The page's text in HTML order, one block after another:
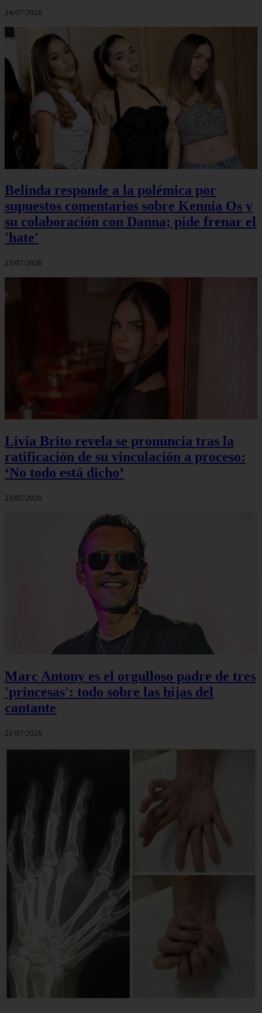
24/07/2026
Belinda responde a la polémica por
supuestos comentarios sobre Kennia Os y
su colaboración con Danna; pide frenar el
'hate'
23/07/2026
Livia Brito revela se pronuncia tras la
ratificación de su vinculación a proceso:
‘No todo está dicho’
23/07/2026
Marc Antony es el orgulloso padre de tres
'princesas': todo sobre las hijas del
cantante
21/07/2026